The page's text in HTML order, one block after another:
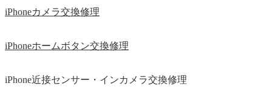
iPhoneカメラ交換修理
iPhoneホームボタン交換修理
iPhone近接センサー・インカメラ交換修理